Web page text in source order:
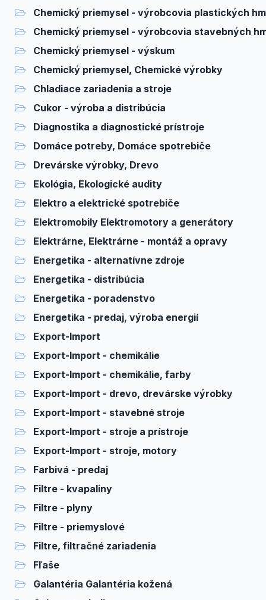
Chemický priemysel - výrobcovia plastických
Chemický priemysel - výrobcovia stavebných
Chemický priemysel - výskum
Chemický priemysel, Chemické výrobky
Chladiace zariadenia a stroje
Cukor - výroba a distribúcia
Diagnostika a diagnostické prístroje
Domáce potreby, Domáce spotrebiče
Drevárske výrobky, Drevo
Ekológia, Ekologické audity
Elektro a elektrické spotrebiče
Elektromobily Elektromotory a generátory
Elektrárne, Elektrárne - montáž a opravy
Energetika - alternatívne zdroje
Energetika - distribúcia
Energetika - poradenstvo
Energetika - predaj, výroba energií
Export-Import
Export-Import - chemikálie
Export-Import - chemikálie, farby
Export-Import - drevo, drevárske výrobky
Export-Import - stavebné stroje
Export-Import - stroje a prístroje
Export-Import - stroje, motory
Farbivá - predaj
Filtre - kvapaliny
Filtre - plyny
Filtre - priemyslové
Filtre, filtračné zariadenia
Fľaše
Galantéria Galantéria kožená